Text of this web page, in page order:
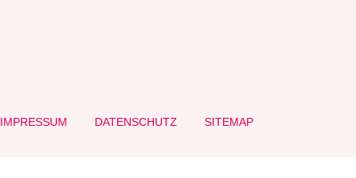
IMPRESSUM DATENSCHUTZ SITEMAP